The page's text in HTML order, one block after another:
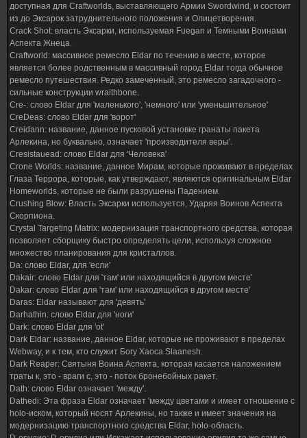
доступная для Craftworlds, выставляющего Армии Swordwind, и состоит
из до Эксарок затруднительного положения и Олицетворения.
Crack Shot: власть Эксарки, используемая Fuegan и Темными Воинами
Аспекта Жнеца.
Craftworld: массивное ремесло Eldar по течению в месте, которое
является более родственным в массивный город Eldar тогда обычное
ремесло путешествия. Редко замеченный, это ремесло загадочного -
сильные конструкции wraithbone.
Cre-: слово Eldar для 'маленького', 'немного' или 'уменьшительное'
CreDeas: слово Eldar для 'ворот'
Creidann: название, данное пусковой установке гранаты пакета
Арлекина, но буквально, означает 'производителя веры'.
Cresistauead: слово Eldar для 'Человека'
Crone Worlds: название, данное Мирам, которые проживают в пределах
Глаза Террора, которые, как утверждают, являются оригинальным Eldar
Homeworlds, которые не были разрушены Падением.
Crushing Blow: Власть Эксарки используется, Ударяя Воинов Аспекта
Скорпиона.
Crystal Targeting Matrix: модернизация транспортного средства, которая
позволяет сборщику быстро определять цели, используя сложное
множество планирования для кристаллов.
Da: слово Eldar, для 'если'
Dakair: слово Eldar для 'там' или находящийся в другом месте'
Dakar: слово Eldar для 'там' или находящийся в другом месте'
Daras: Eldar называют для 'девять'
Darhathin: слово Eldar для 'ноги'
Dark: слово Eldar для 'ot'
Dark Eldar: название, данное Eldar, которые не проживают в пределах
Webway, и к тем, кто служит Богу Хаоса Slaanesh.
Dark Reaper: Святыня Воина Аспекта, которая касается наложением
траты к, это - враги с, это - поток бронебойных ракет.
Dath: слово Eldar означает 'между'.
Dathedi: Эта фраза Eldar означает 'между цветами и имеет отношение с
holo-иском, который носят Арлекины, но также и имеет значения на
модернизацию транспортного средства Eldar, holo-область.